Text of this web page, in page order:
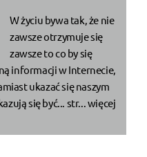
W życiu bywa tak, że nie
zawsze otrzymuje się
zawsze to co by się
informacji w Internecie,
ukazać się naszym
się być... str... więcej